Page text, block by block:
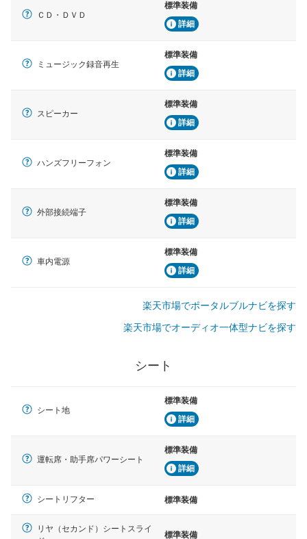
ＣＤ・ＤＶＤ
標準装備
詳細
ミュージック録音再生
標準装備
詳細
スピーカー
標準装備
詳細
ハンズフリーフォン
標準装備
詳細
外部接続端子
標準装備
詳細
車内電源
標準装備
詳細
楽天市場でポータルブルナビを探す
楽天市場でオーディオ一体型ナビを探す
シート
シート地
標準装備
詳細
運転席・助手席パワーシート
標準装備
詳細
シートリフター 標準装備
リヤ（セカンド）シートスライ
標準装備